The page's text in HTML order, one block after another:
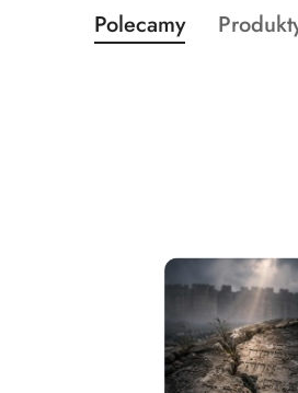
Pomiń karuzelę produktów
Produkty
o
Polecamy